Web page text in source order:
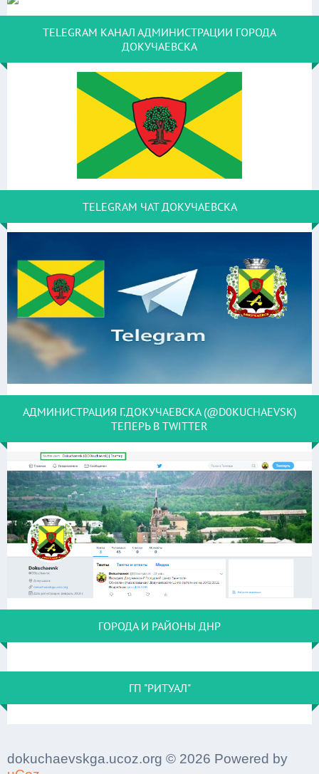
TELEGRAM КАНАЛ АДМИНИСТРАЦИИ ГОРОДА
ДОКУЧАЕВСКА
TELEGRAM ЧАТ ДОКУЧАЕВСКА
АДМИНИСТРАЦИЯ Г.ДОКУЧАЕВСКА (@D0KUCHAEVSK)
ТЕПЕРЬ В TWITTER
ГОРОДА И РАЙОНЫ ДНР
ГП "РИТУАЛ"
dokuchaevskga.ucoz.org © 2026 Powered by